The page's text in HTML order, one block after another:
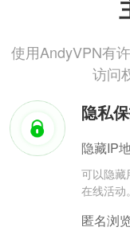
使用AndyVPN有
访问
隐私
隐藏IP
可以隐藏
在线活动。
匿名浏